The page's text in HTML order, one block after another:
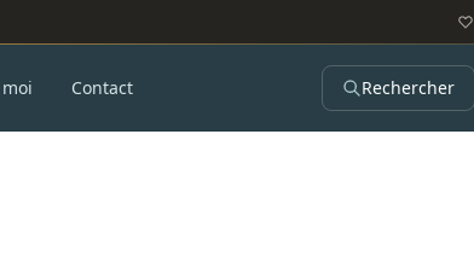
Contact Rechercher